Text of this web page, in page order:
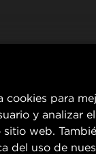
Poland
cookies para
y analizar
web.
del uso de